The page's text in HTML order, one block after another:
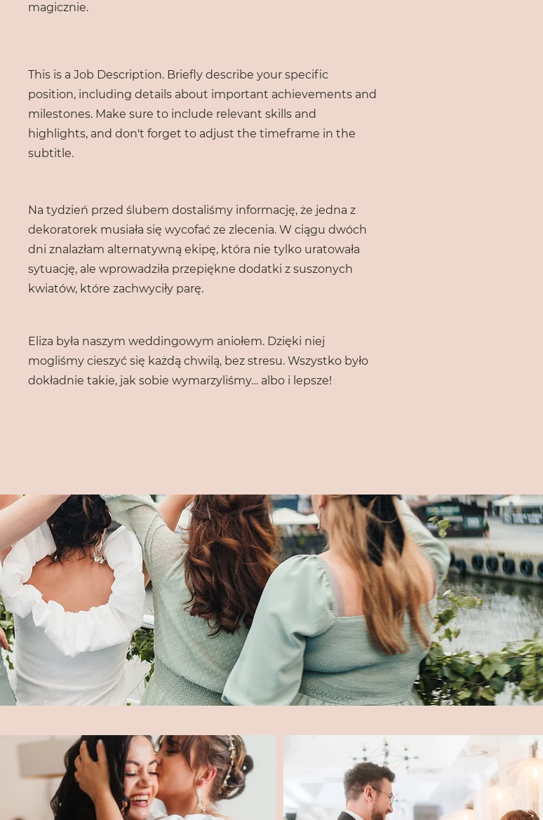
magicznie.
This is a Job Description. Briefly describe your specific
position, including details about important achievements and
milestones. Make sure to include relevant skills and
highlights, and don't forget to adjust the timeframe in the
subtitle.
Na tydzień przed ślubem dostaliśmy informację, że jedna z
dekoratorek musiała się wycofać ze zlecenia. W ciągu dwóch
dni znalazłam alternatywną ekipę, która nie tylko uratowała
sytuację, ale wprowadziła przepiękne dodatki z suszonych
kwiatów, które zachwyciły parę.
Eliza była naszym weddingowym aniołem. Dzięki niej
mogliśmy cieszyć się każdą chwilą, bez stresu. Wszystko było
dokładnie takie, jak sobie wymarzyliśmy… albo i lepsze!